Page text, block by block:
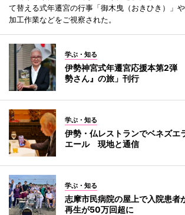
て替える式年遷宮の行事「御木曳（おきひき）」
加工作業などをご視察された。
学ぶ・知る
伊勢神宮式年遷宮応援本第2弾
勢さん』の旅」刊行
学ぶ・知る
伊勢・仏レストランでベネズエ
エール 現地と通信
学ぶ・知る
志摩市民病院の屋上で入院患
再生が50万回超に